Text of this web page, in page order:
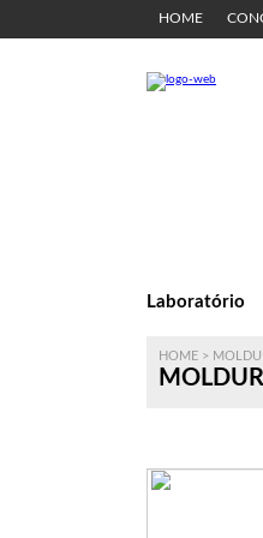
HOME
Laboratório
HOME >